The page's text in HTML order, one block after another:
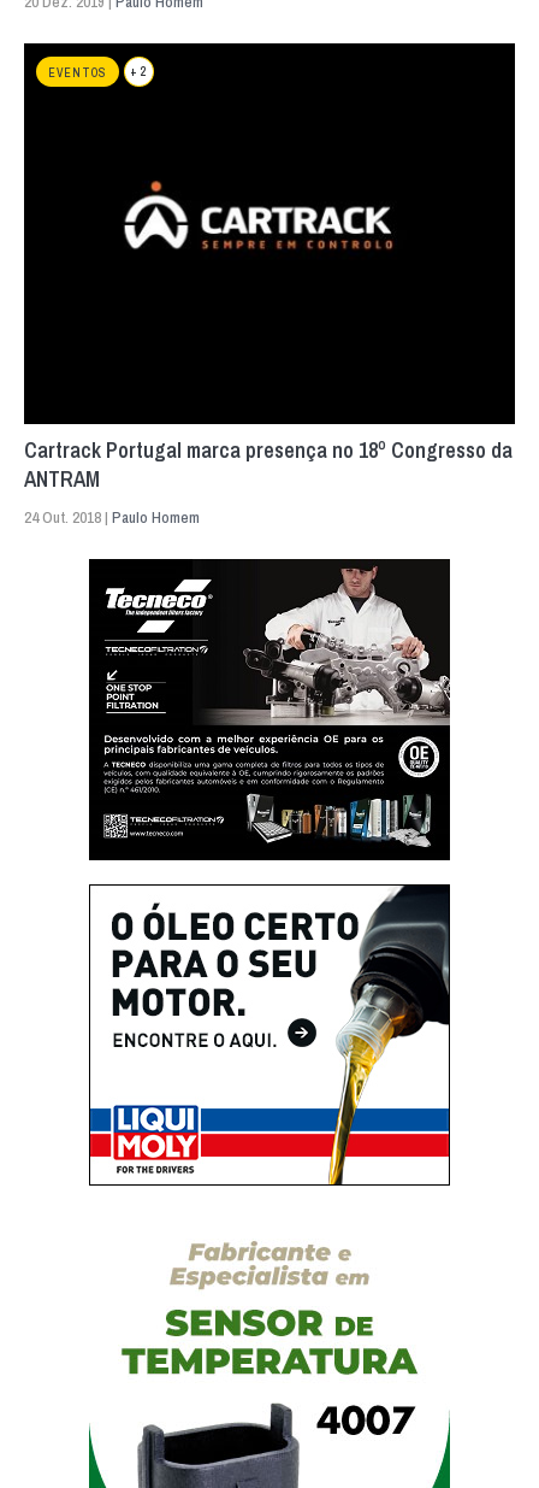
EVENTOS + 2
Cartrack Portugal marca presença no 18º Congresso da
ANTRAM
24 Out. 2018 | Paulo Homem